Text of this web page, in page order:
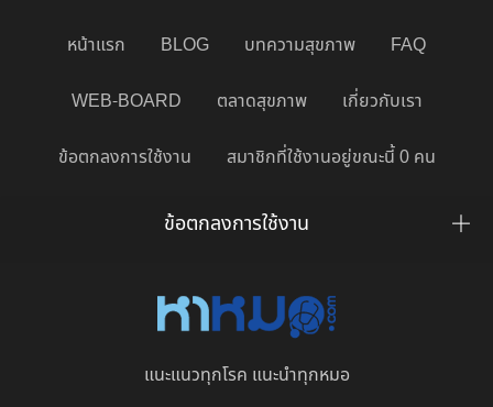
หน้าแรก BLOG บทความสุขภาพ FAQ
WEB-BOARD ตลาดสุขภาพ เกี่ยวกับเรา
ข้อตกลงการใช้งาน สมาชิกที่ใช้งานอยู่ขณะนี้ 0 คน
ข้อตกลงการใช้งาน
แนะแนวทุกโรค แนะนำทุกหมอ